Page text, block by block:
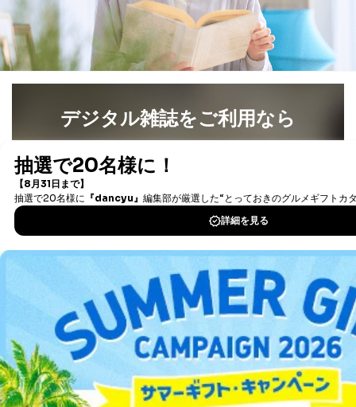
デジタル雑誌をご利用なら
書籍）が無料で読み放題！
DOWNLOAD FOR IOS
DOWNLOAD FOR ANDROID
ご利用方法はこちら
総合案内